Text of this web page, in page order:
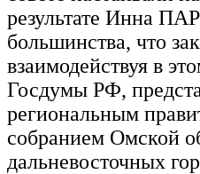
результате Инна
большинства, что
взаимодействуя в
Госдумы РФ,
региональным
собранием Омской
дальневосточных